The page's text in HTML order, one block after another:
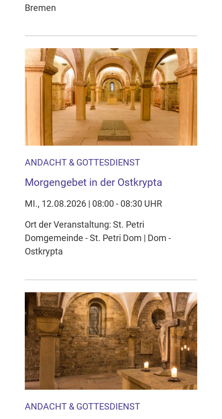
Bremen
ANDACHT & GOTTESDIENST
Morgengebet in der Ostkrypta
MI., 12.08.2026 | 08:00 - 08:30 UHR
Ort der Veranstaltung: St. Petri
Domgemeinde - St. Petri Dom | Dom -
Ostkrypta
ANDACHT & GOTTESDIENST